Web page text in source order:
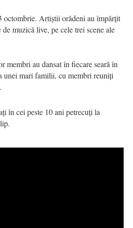
Artiştii orădeni au împărţit
muzică live, pe cele trei scene ale
membri au dansatîn fiecare seară în
unei mari familii, cu membri reuniţi
ţi în cei peste 10 ani petrecuţi la